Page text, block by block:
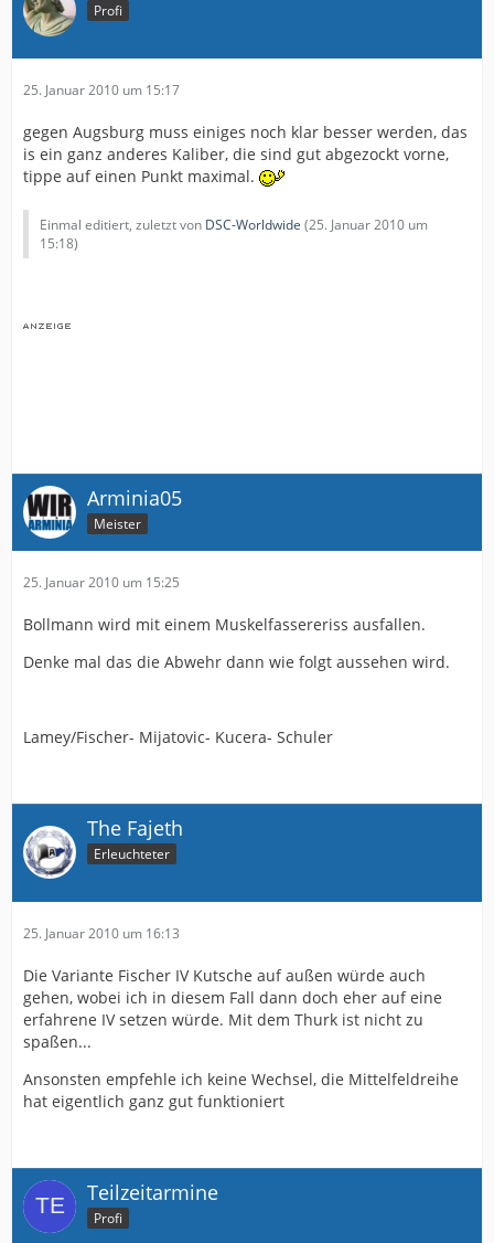
Profi
25. Januar 2010 um 15:17
gegen Augsburg muss einiges noch klar besser werden, das
is ein ganz anderes Kaliber, die sind gut abgezockt vorne,
tippe auf einen Punkt maximal.
Einmal editiert, zuletzt von DSC-Worldwide (25. Januar 2010 um
15:18)
Arminia05
Meister
25. Januar 2010 um 15:25
Bollmann wird mit einem Muskelfassereriss ausfallen.
Denke mal das die Abwehr dann wie folgt aussehen wird.
Lamey/Fischer- Mijatovic- Kucera- Schuler
The Fajeth
Erleuchteter
25. Januar 2010 um 16:13
Die Variante Fischer IV Kutsche auf außen würde auch
gehen, wobei ich in diesem Fall dann doch eher auf eine
erfahrene IV setzen würde. Mit dem Thurk ist nicht zu
spaßen...
Ansonsten empfehle ich keine Wechsel, die Mittelfeldreihe
hat eigentlich ganz gut funktioniert
Teilzeitarmine
Profi